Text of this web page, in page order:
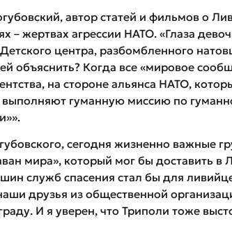
автор статей и фильмов о
– жертвах агрессии НАТО. «Глаза
центра, разбомбленного
объяснить? Когда все «мировое
на стороне альянса НАТО,
гуманную миссию по
сегодня жизненно важные
мира», который мог бы доставить
служб спасения стал бы для
друзья из общественной
И я уверен, что Триполи тоже